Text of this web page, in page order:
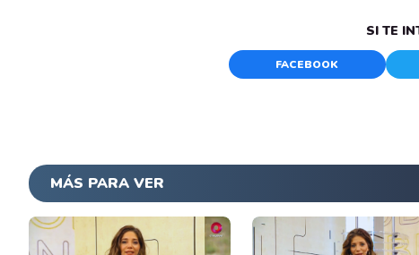
SI TE
FACEBOOK
MÁS PARA VER